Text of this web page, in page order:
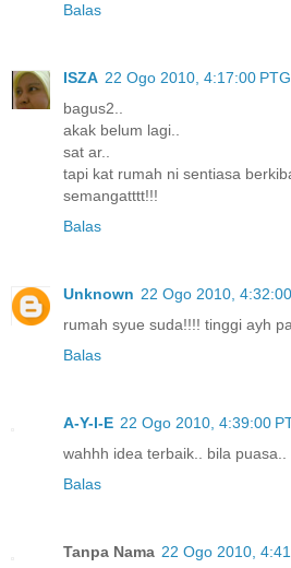
Balas
ISZA 22 Ogo 2010, 4:17:00 PTG
bagus2..
akak belum lagi..
sat ar..
tapi kat rumah ni sentiasa
semangatttt!!!
Balas
Unknown 22 Ogo 2010,
rumah syue suda!!!! tinggi ayh
Balas
A-Y-I-E 22 Ogo 2010, 4:39:00
wahhh idea terbaik.. bila
Balas
Tanpa Nama 22 Ogo 2010,